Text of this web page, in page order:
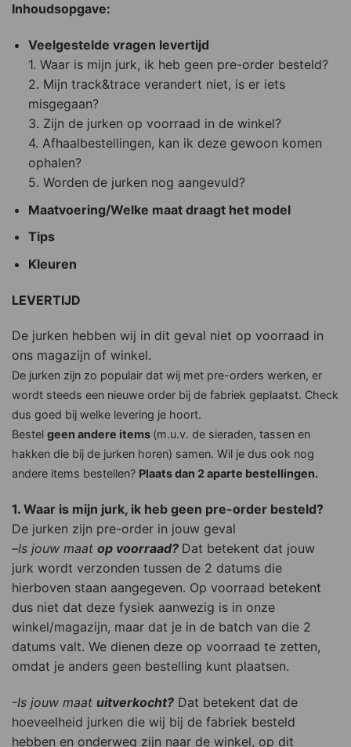
Inhoudsopgave:
Veelgestelde vragen levertijd
1. Waar is mijn jurk, ik heb geen pre-order besteld?
2. Mijn track&trace verandert niet, is er iets
misgegaan?
3. Zijn de jurken op voorraad in de winkel?
4. Afhaalbestellingen, kan ik deze gewoon komen
ophalen?
5. Worden de jurken nog aangevuld?
Maatvoering/Welke maat draagt het model
Tips
Kleuren
LEVERTIJD
De jurken hebben wij in dit geval niet op voorraad in
ons magazijn of winkel.
De jurken zijn zo populair dat wij met pre-orders werken, er
wordt steeds een nieuwe order bij de fabriek geplaatst. Check
dus goed bij welke levering je hoort.
Bestel geen andere items (m.u.v. de sieraden, tassen en
hakken die bij de jurken horen) samen. Wil je dus ook nog
andere items bestellen? Plaats dan 2 aparte bestellingen.
1. Waar is mijn jurk, ik heb geen pre-order besteld?
De jurken zijn pre-order in jouw geval
–Is jouw maat op voorraad? Dat betekent dat jouw
jurk wordt verzonden tussen de 2 datums die
hierboven staan aangegeven. Op voorraad betekent
dus niet dat deze fysiek aanwezig is in onze
winkel/magazijn, maar dat je in de batch van die 2
datums valt. We dienen deze op voorraad te zetten,
omdat je anders geen bestelling kunt plaatsen.
-Is jouw maat uitverkocht? Dat betekent dat de
hoeveelheid jurken die wij bij de fabriek besteld
hebben en onderweg zijn naar de winkel, op dit